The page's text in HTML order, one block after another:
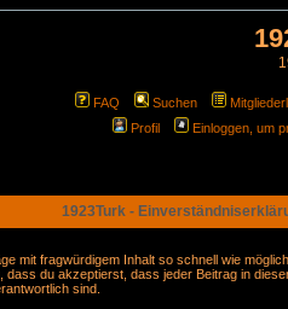
FAQ Suchen
Profil
Einloggen, um
1923Turk -
mit fragwürdigem Inhalt so schnell wie
du akzeptierst, dass jeder Beitrag in
sind.